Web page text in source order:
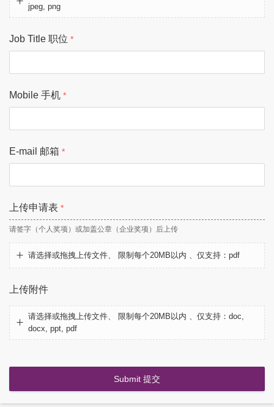
jpeg, png
Job Title 职位
Mobile 手机
E-mail 邮箱
上传申请表
请选择或拖拽上传文件、 限制每个20MB以内 、仅支持：pdf
请签字（个人奖项）或加盖公章（企业奖项）后上传
上传附件
请选择或拖拽上传文件、 限制每个20MB以内 、仅支持：doc,
docx, ppt, pdf
Submit 提交